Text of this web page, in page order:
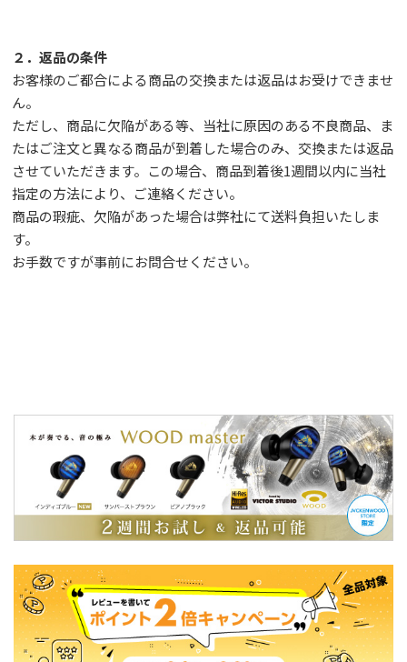
２．返品の条件
お客様のご都合による商品の交換または返品はお受けできませ
ん。
ただし、 商品に欠陥がある等、当社に原因のある不良商品、ま
たはご注文と異なる商品が到着した場合のみ、交換または返品
させていただきます。この場合、商品到着後1週間以内に当社
指定の方法により、ご連絡ください。
商品の瑕疵、欠陥があった場合は弊社にて送料負担いたしま
す。
お手数ですが事前にお問合せください。